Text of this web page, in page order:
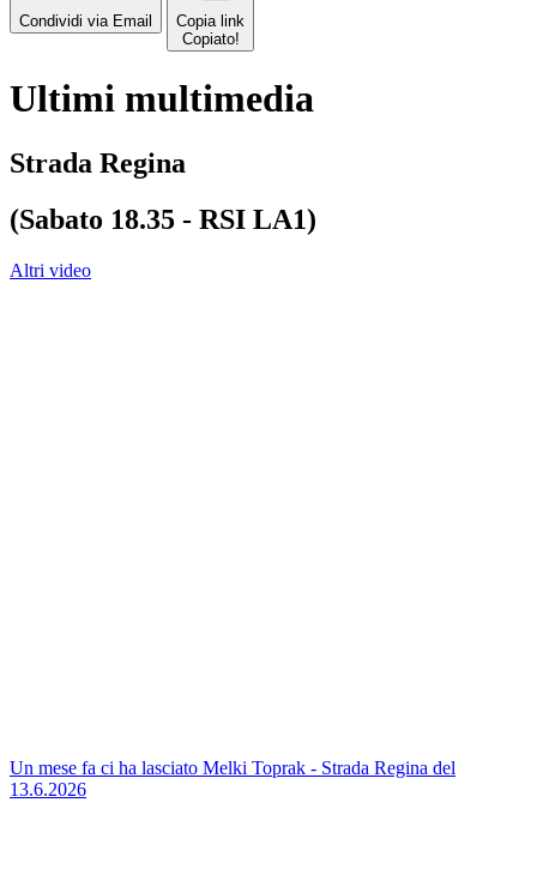
Condividi via Email
Copia link
Copiato!
Ultimi multimedia
Strada Regina
(Sabato 18.35 - RSI LA1)
Altri video
Un mese fa ci ha lasciato Melki Toprak - Strada Regina del
13.6.2026